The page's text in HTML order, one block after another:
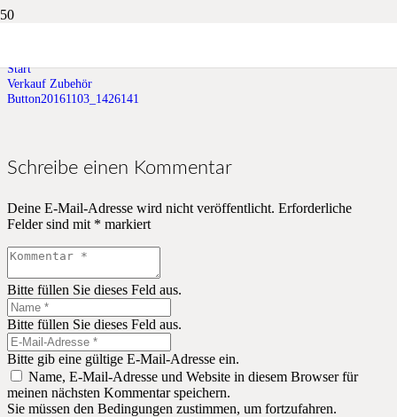
Start
Verkauf Zubehör
Button20161103_1426141
Schreibe einen Kommentar
Deine E-Mail-Adresse wird nicht veröffentlicht. Erforderliche
Felder sind mit * markiert
Bitte füllen Sie dieses Feld aus.
Bitte füllen Sie dieses Feld aus.
Bitte gib eine gültige E-Mail-Adresse ein.
Name, E-Mail-Adresse und Website in diesem Browser für
meinen nächsten Kommentar speichern.
Sie müssen den Bedingungen zustimmen, um fortzufahren.